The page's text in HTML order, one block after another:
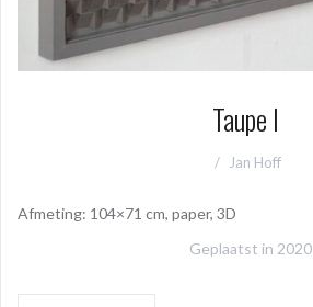
Taupe I
Jan Hoff
Afmeting: 104×71 cm, paper, 3D
Geplaatst in 2020